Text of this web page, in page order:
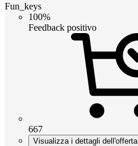
Fun_keys
100%
Feedback positivo
667
Visualizza i dettagli dell'offerta